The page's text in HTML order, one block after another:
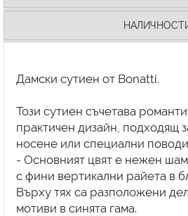
Дамски сутиен от Bonatti.
Този сутиен съчетава
практичен дизайн, подходящ
носене или специални
- Основният цвят е нежен
с фини вертикални райета в
Върху тях са разположени
мотиви в синята гама.